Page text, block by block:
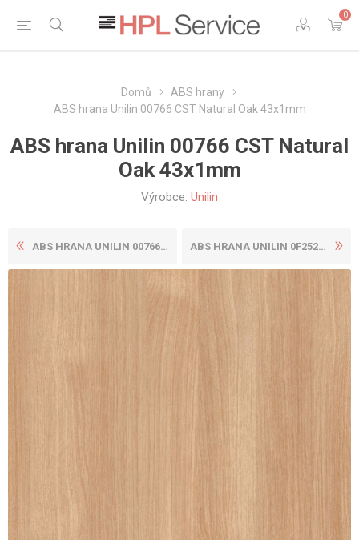
0
Domů
ABS hrany
ABS hrana Unilin 00766 CST Natural Oak 43x1mm
ABS hrana Unilin 00766 CST Natural
Oak 43x1mm
Výrobce: Unilin
ABS HRANA UNILIN 00766 CST ... ABS HRANA UNILIN 0F252 BST ...